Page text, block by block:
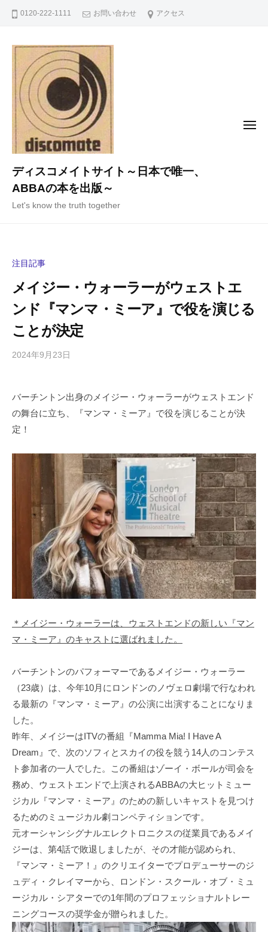
0120-222-1111 お問い合わせ アクセス
ディスコメイトサイト～日本で唯一、
ABBAの本を出版～
Let's know the truth together
メ
注目記事
メイジー・ウォーラーがウェストエ
ンド『マンマ・ミーア』で役を演じる
ことが決定
2024年9月23日
i
h
i
y
a
m
a
の
ト
バーチントン出身のメイジー・ウォーラーがウェストエンド
の舞台に立ち、『マンマ・ミーア』で役を演じることが決
定！
＊メイジー・ウォーラーは、ウェストエンドの新しい『マン
マ・ミーア』のキャストに選ばれました。
バーチントンのパフォーマーであるメイジー・ウォーラー
（23歳）は、今年10月にロンドンのノヴェロ劇場で行なわれ
る最新の『マンマ・ミーア』の公演に出演することになりま
した。
昨年、メイジーはITVの番組『Mamma Mia! I Have A
Dream』で、次のソフィとスカイの役を競う14人のコンテス
ト参加者の一人でした。この番組はゾーイ・ボールが司会を
務め、ウェストエンドで上演されるABBAの大ヒットミュー
ジカル『マンマ・ミーア』のための新しいキャストを見つけ
るためのミュージカル劇コンペティションです。
元オーシャンシグナルエレクトロニクスの従業員であるメイ
ジーは、第4話で敗退しましたが、その才能が認められ、
『マンマ・ミーア！』のクリエイターでプロデューサーのジ
ュディ・クレイマーから、ロンドン・スクール・オブ・ミュ
ージカル・シアターでの1年間のプロフェッショナルトレー
ニングコースの奨学金が贈られました。